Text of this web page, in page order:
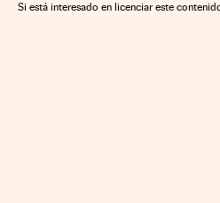
Si está interesado en licenciar este